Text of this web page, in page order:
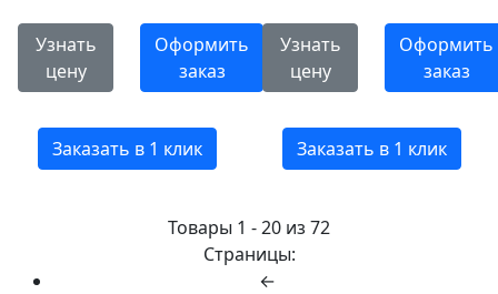
Узнать
цену
Оформить
заказ
Заказать в 1 клик
Узнать
цену
Оформить
заказ
Заказать в 1 клик
Товары 1 - 20 из 72
Страницы:
←